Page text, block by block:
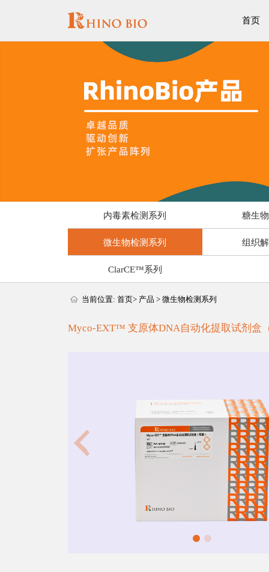
首页
内毒素检测系列 糖生
微生物检测系列 组织
ClarCE™系列
当前位置:首页> 产品 >微生物检测系列
Myco-EXT™ 支原体DNA自动化提取试剂盒